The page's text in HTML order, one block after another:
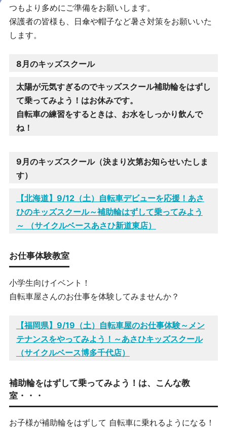
つもより多めにご準備をお願いします。
保護者の皆様も、日傘や帽子など暑さ対策をお願いいた
します。
8月のキッズスクール
太陽が元気すぎるのでキッズスクール補助輪をはずし
て乗ってみよう！はお休みです。
自転車の練習をするときは、お水をしっかり飲んで
ね！
9月のキッズスクール（決まり次第お知らせいたしま
す）
【北海道】9/12（土）自転車デビューを応援！あさ
ひのキッズスクール～補助輪はずして乗ってみよう
～ （サイクルベースあさひ新道東店）
お仕事体験教室
小学生向けイベント！
自転車屋さんのお仕事を体験してみませんか？
【福岡県】9/19（土）自転車屋のお仕事体験～メン
テナンスをやってみよう！～あさひキッズスクール
（サイクルベース博多千代店）
補助輪をはずして乗ってみよう！は、こんな教
室・・・
お子様が補助輪をはずして 自転車に乗れるようになる！